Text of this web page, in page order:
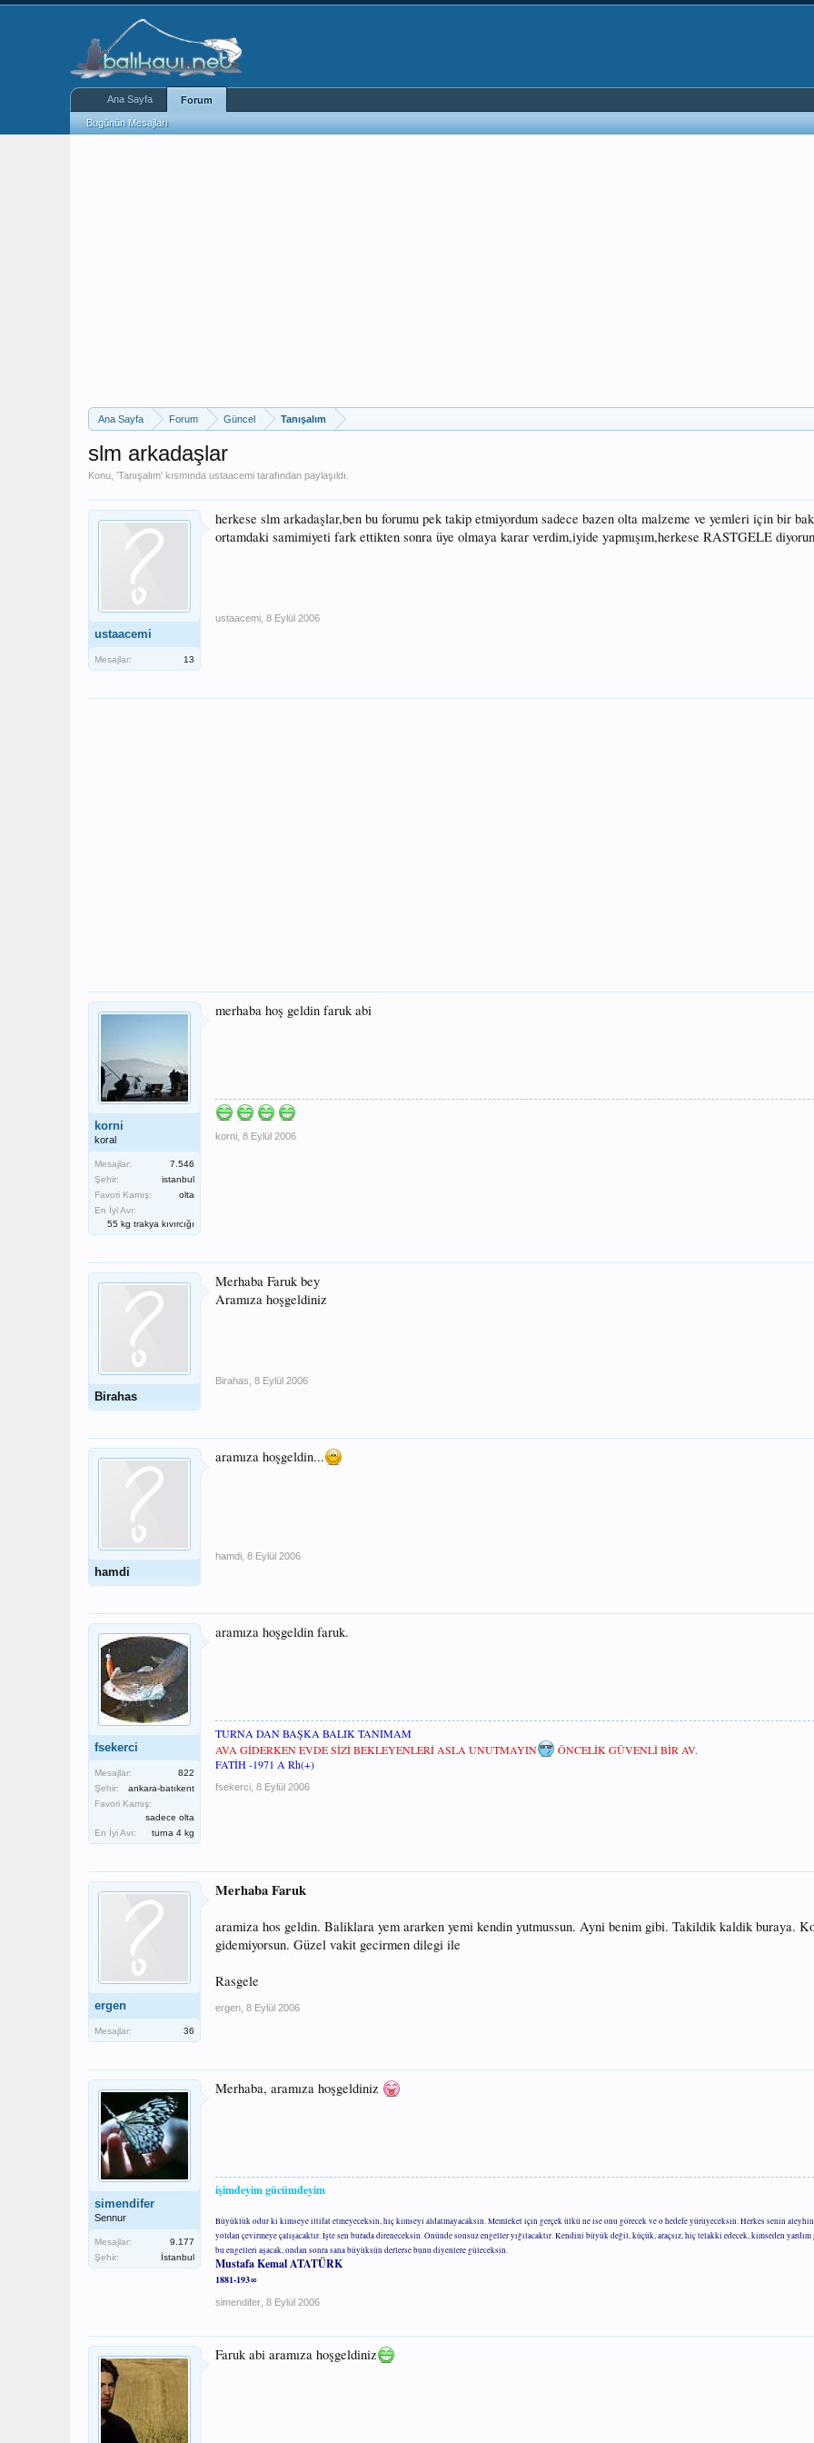
Ana Sayfa Forum Güncel Tanışalım
slm arkadaşlar
Konu, 'Tanışalım' kısmında ustaacemi tarafından paylaşıldı.
ustaacemi
Mesajlar: 13
herkese slm arkadaşlar,ben bu forumu pek takip etmiyordum sadece bazen olta malzeme ve yemleri için bir
ortamdaki samimiyeti fark ettikten sonra üye olmaya karar verdim,iyide yapmışım,herkese RASTGELE
ustaacemi 8 Eylül 2006
korni
koral
Mesajlar:
7.546
Şehir:
istanbul
Favori Kamış:
olta
En İyi Avı:
55 kg trakya kıvırcığı
merhaba hoş geldin faruk abi
korni 8 Eylül 2006
Birahas
Merhaba Faruk bey
Aramıza hoşgeldiniz
Birahas 8 Eylül 2006
hamdi
aramıza hoşgeldin...
hamdi 8 Eylül 2006
fsekerci
Mesajlar:
822
Şehir:
ankara-batıkent
Favori Kamış:
sadece olta
En İyi Avı:
turna 4 kg
aramıza hoşgeldin faruk.
TURNA DAN BAŞKA BALIK TANIMAM
AVA GİDERKEN EVDE SİZİ BEKLEYENLERİ ASLA UNUTMAYIN
ÖNCELİK GÜVENLİ BİR AV.
FATİH -1971 A Rh(+)
fsekerci 8 Eylül 2006
ergen
Mesajlar: 36
Merhaba Faruk
aramiza hos geldin. Baliklara yem ararken yemi kendin yutmussun. Ayni benim gibi. Takildik kaldik buraya.
gidemiyorsun. Güzel vakit gecirmen dilegi ile
Rasgele
ergen 8 Eylül 2006
simendifer
Sennur
Mesajlar:
9.177
Şehir:
İstanbul
Merhaba, aramıza hoşgeldiniz
işimdeyim gücümdeyim
Büyüklük odur ki kimseye iltifat etmeyeceksin, hiç kimseyi aldatmayacaksın. Memleket için gerçek ülkü ne ise onu görecek ve o hedefe yürüyeceksin. Herkes senin
yoldan çevirmeye çalışacaktır. İşte sen burada direneceksin. Önünde sonsuz engeller yığılacaktır. Kendini büyük değil, küçük, araçsız, hiç telakki edecek, kimseden
bu engelleri aşacak, ondan sonra sana büyüksün derlerse bunu diyenlere güleceksin.
Mustafa Kemal ATATÜRK
1881-193∞
simendifer 8 Eylül 2006
Faruk abi aramıza hoşgeldiniz
Ana Sayfa Forum
Bugünün Mesajları